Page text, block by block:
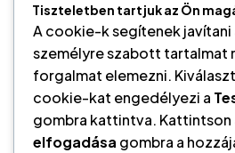
Milyen gyakran érdemes
kérni?
Tiszteletben tartjuk az Ön
A cookie-k segítenek javítani
személyre szabott tartalmat
forgalmat elemezni.
cookie-kat engedélyezi a
gombra kattintva. Kattintson
elfogadása gombra a